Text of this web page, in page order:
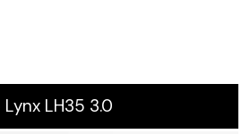
LH35 3.0